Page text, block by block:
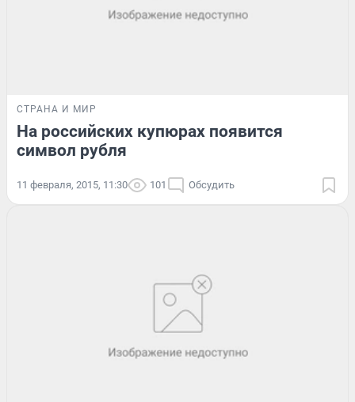
СТРАНА И МИР
На российских купюрах появится
символ рубля
11 февраля, 2015, 11:30 101 Обсудить